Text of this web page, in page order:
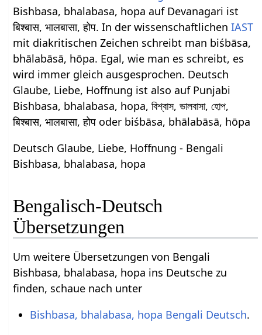
Bishbasa, bhalabasa, hopa auf Devanagari ist
बिश्बास, भालबासा, होप. In der wissenschaftlichenIAST
mit diakritischen Zeichen schreibt man biśbāsa,
bhālabāsā, hōpa. Egal, wie man es schreibt, es
wird immer gleich ausgesprochen. Deutsch
Glaube, Liebe, Hoffnung ist also auf Punjabi
Bishbasa, bhalabasa, hopa, বিশ্বাস, ভালবাসা, হোপ,
बिश्बास, भालबासा, होप oder biśbāsa, bhālabāsā, hōpa
Deutsch Glaube, Liebe, Hoffnung - Bengali
Bishbasa, bhalabasa, hopa
Bengalisch-Deutsch
Übersetzungen
Um weitere Übersetzungen von Bengali
Bishbasa, bhalabasa, hopa ins Deutsche zu
finden, schaue nach unter
Bishbasa, bhalabasa, hopa Bengali Deutsch.